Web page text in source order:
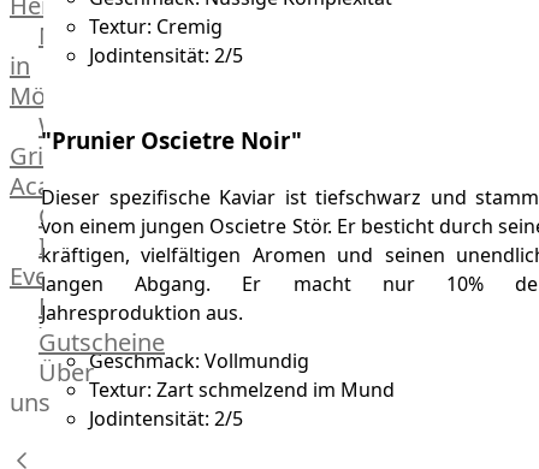
Bücher
Poster
Markthalle
in
Mönchengladbach
Weber®
Grill
Academy
OTTO@Home
Individuelle
Events
Partner
Kalender
Gästehaus
Villa
Glanzstoff
Gutscheine
Über
uns
Textur: Cremig
Jodintensität: 2/5
"Prunier Oscietre Noir"
Dieser spezifische Kaviar ist tiefschwarz und
von einem jungen Oscietre Stör. Er besticht durch
kräftigen, vielfältigen Aromen und seinen
langen Abgang. Er macht nur 10%
Jahresproduktion aus.
Geschmack: Vollmundig
Textur: Zart schmelzend im Mund
Jodintensität: 2/5